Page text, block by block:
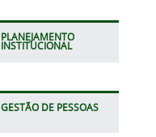
PLANEJAMENTO
INSTITUCIONAL
GESTÃO DE PESSOAS